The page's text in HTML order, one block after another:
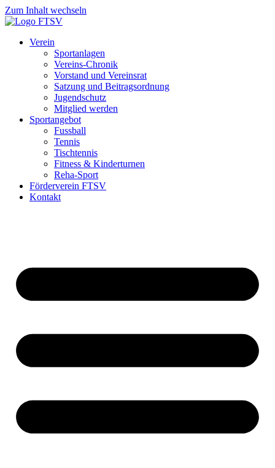
Zum Inhalt wechseln
Verein
Sportanlagen
Vereins-Chronik
Vorstand und Vereinsrat
Satzung und Beitragsordnung
Jugendschutz
Mitglied werden
Sportangebot
Fussball
Tennis
Tischtennis
Fitness & Kinderturnen
Reha-Sport
Förderverein FTSV
Kontakt